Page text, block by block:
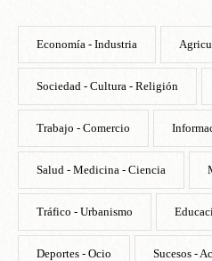
Economía - Industria
Sociedad - Cultura - Religión
Trabajo - Comercio
Salud - Medicina - Ciencia
Tráfico - Urbanismo
Deportes - Ocio Sucesos -